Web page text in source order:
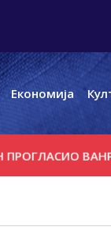
Економија
ВАНРЕДНО